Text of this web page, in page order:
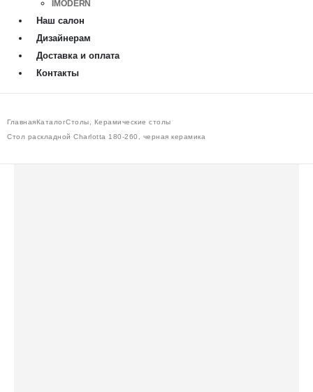
IMODERN
Наш салон
Дизайнерам
Доставка и оплата
Контакты
ГлавнаяКаталогСтолы
Керамические столы
Стол раскладной Charlotta 180-260, черная керамика